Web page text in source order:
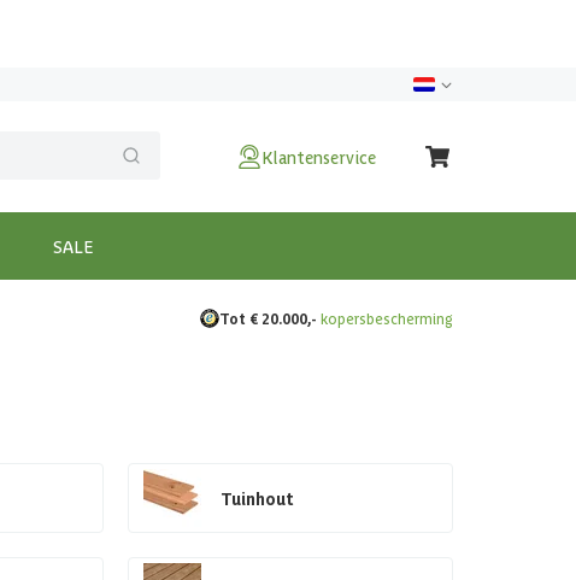
Klantenservice
SALE
Tot € 20.000,- kopersbescherming
Tuinhout